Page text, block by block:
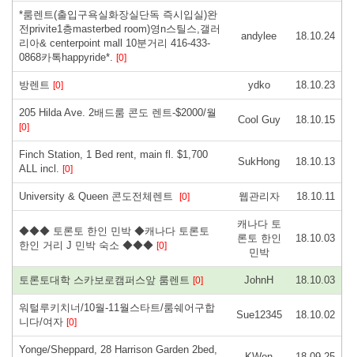
*룸렌트(출입구욕실화장실단독 즉시입실)완
전privite1층masterbed room)영n스틸스,갤러
리아& centerpoint mall 10분거리 416-433-
0868카톡happyride*. [0]
andylee 18.10.24
방렌트 [0] ydko 18.10.23
205 Hilda Ave. 2배드룸 콘도 렌트-$2000/월
[0]
Cool Guy 18.10.15
Finch Station, 1 Bed rent, main fl. $1,700
ALL incl. [0]
SukHong 18.10.13
University & Queen 콘도전체렌트 [0] 웹관리자 18.10.11
◆◆◆ 토론토 한인 민박 ◆캐나다 토론토
한인 거리 J 민박 숙소 ◆◆◆ [0]
캐나다 토
론토 한인
민박
18.10.03
토론토대학 스카보로캠퍼스앞 룸렌트 [0] JohnH 18.10.03
워털루키치너/10월-11월스타트/룸쉐어구합
니다/여자 [0]
Sue12345 18.10.02
Yonge/Sheppard, 28 Harrison Garden 2bed,